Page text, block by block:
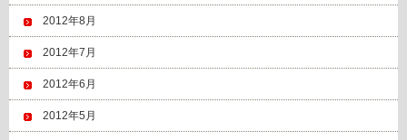
2012年8月
2012年7月
2012年6月
2012年5月